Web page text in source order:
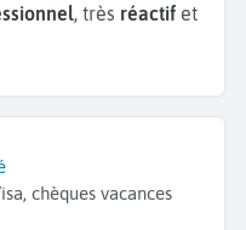
, très réactif et
chèques vacances